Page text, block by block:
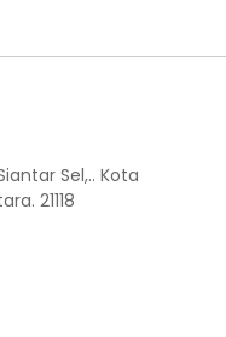
Sel,.. Kota
21118